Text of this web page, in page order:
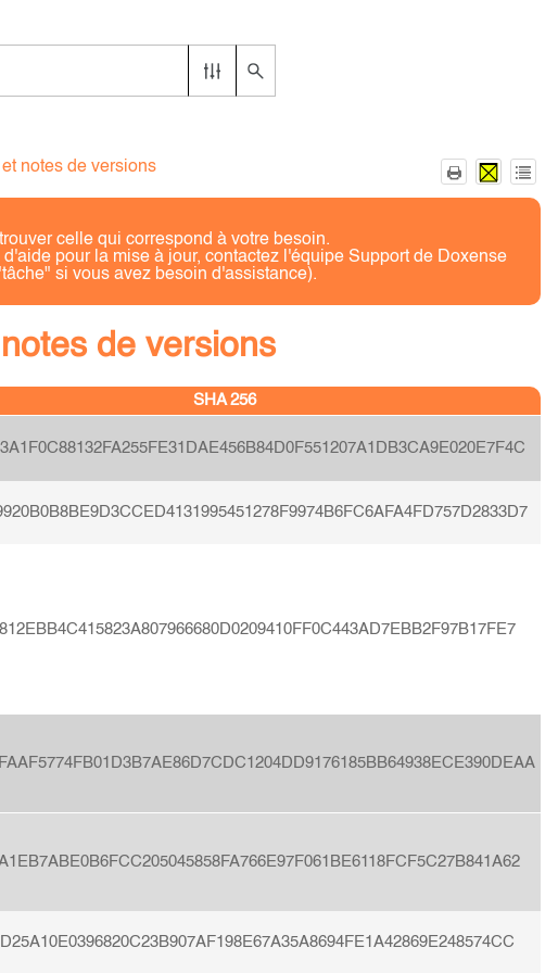
notes de versions
celle qui correspond à votre besoin.
pour la mise à jour, contactez l'équipe Support de Doxense
si vous avez besoin d'assistance).
de versions
SHA 256